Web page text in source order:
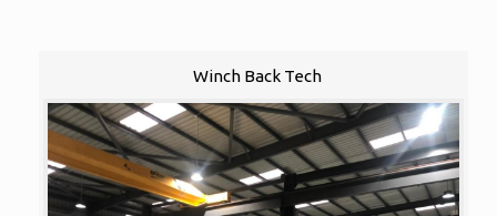
Winch Back Tech